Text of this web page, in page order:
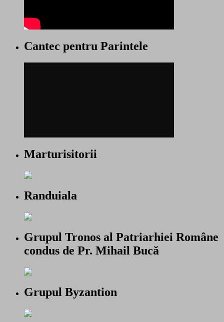
Cantec pentru Parintele
Marturisitorii
Randuiala
Grupul Tronos al Patriarhiei Române
condus de Pr. Mihail Bucă
Grupul Byzantion